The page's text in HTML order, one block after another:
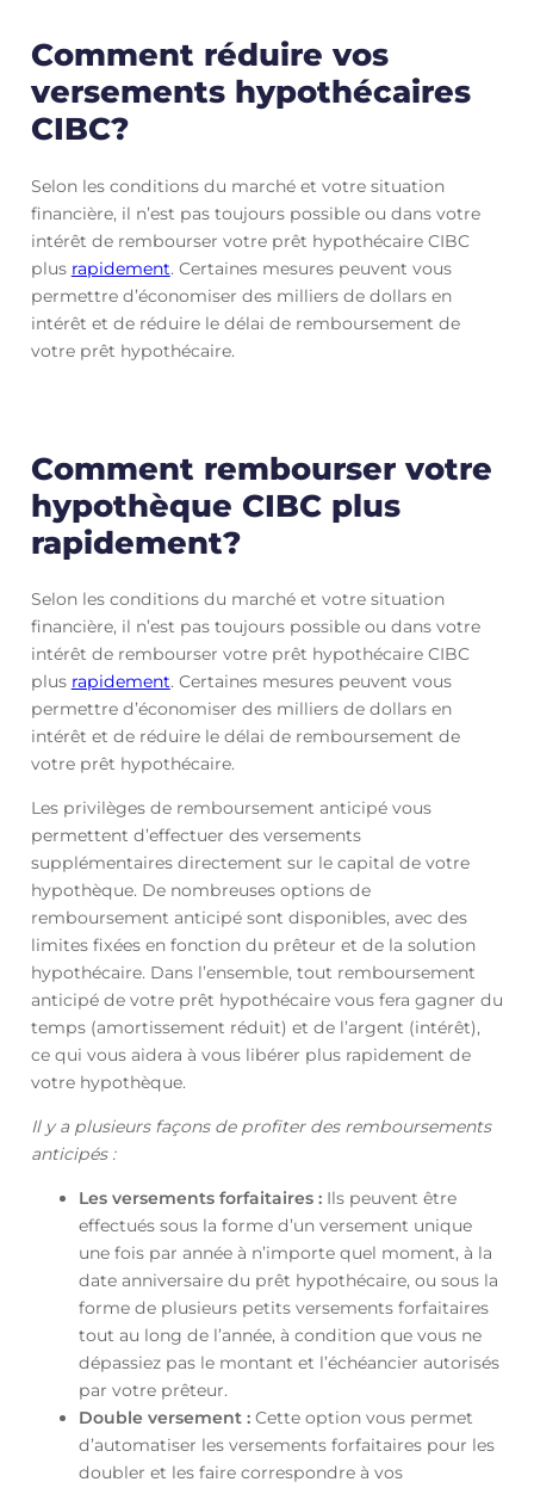
Comment réduire vos
versements hypothécaires
CIBC?
Selon les conditions du marché et votre situation
financière, il n’est pas toujours possible ou dans votre
intérêt de rembourser votre prêt hypothécaire CIBC
plus rapidement. Certaines mesures peuvent vous
permettre d’économiser des milliers de dollars en
intérêt et de réduire le délai de remboursement de
votre prêt hypothécaire.
Comment rembourser votre
hypothèque CIBC plus
rapidement?
Selon les conditions du marché et votre situation
financière, il n’est pas toujours possible ou dans votre
intérêt de rembourser votre prêt hypothécaire CIBC
plus rapidement. Certaines mesures peuvent vous
permettre d’économiser des milliers de dollars en
intérêt et de réduire le délai de remboursement de
votre prêt hypothécaire.
Les privilèges de remboursement anticipé vous
permettent d’effectuer des versements
supplémentaires directement sur le capital de votre
hypothèque. De nombreuses options de
remboursement anticipé sont disponibles, avec des
limites fixées en fonction du prêteur et de la solution
hypothécaire. Dans l’ensemble, tout remboursement
anticipé de votre prêt hypothécaire vous fera gagner du
temps (amortissement réduit) et de l’argent (intérêt),
ce qui vous aidera à vous libérer plus rapidement de
votre hypothèque.
Il y a plusieurs façons de profiter des remboursements
anticipés :
Les versements forfaitaires :Ils peuvent être
effectués sous la forme d’un versement unique
une fois par année à n’importe quel moment, à la
date anniversaire du prêt hypothécaire, ou sous la
forme de plusieurs petits versements forfaitaires
tout au long de l’année, à condition que vous ne
dépassiez pas le montant et l’échéancier autorisés
par votre prêteur.
Double versement :Cette option vous permet
d’automatiser les versements forfaitaires pour les
doubler et les faire correspondre à vos